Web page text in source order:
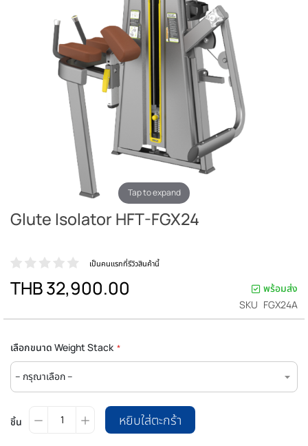
Tap to expand
Glute Isolator HFT-FGX24
เป็นคนแรกที่รีวิวสินค้านี้
THB 32,900.00
พร้อมส่ง
SKU FGX24A
เลือกขนาด Weight Stack
ชิ้น หยิบใส่ตะกร้า